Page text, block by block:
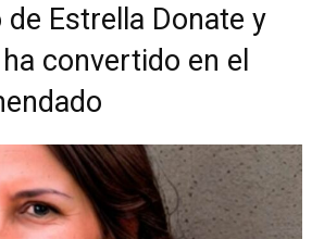
Estrella Donate y
convertido en el